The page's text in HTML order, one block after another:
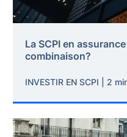
La SCPI en
combinaison?
INVESTIR EN SCPI | 2